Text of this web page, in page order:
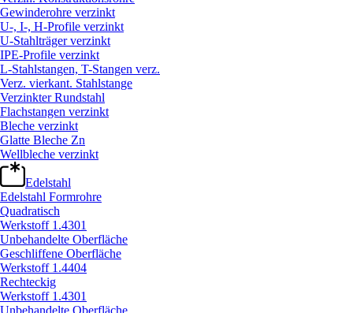
Gewinderohre verzinkt
U-, I-, H-Profile verzinkt
U-Stahlträger verzinkt
IPE-Profile verzinkt
L-Stahlstangen, T-Stangen verz.
Verz. vierkant. Stahlstange
Verzinkter Rundstahl
Flachstangen verzinkt
Bleche verzinkt
Glatte Bleche Zn
Wellbleche verzinkt
Edelstahl
Edelstahl Formrohre
Quadratisch
Werkstoff 1.4301
Unbehandelte Oberfläche
Geschliffene Oberfläche
Werkstoff 1.4404
Rechteckig
Werkstoff 1.4301
Unbehandelte Oberfläche